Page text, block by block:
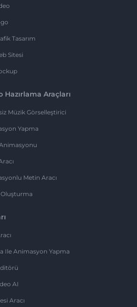
Tasarım
Sitesi
Hazırlama Araçları
Müzik Görselleştirici
Yapma
Metin Aracı
Ile Animasyon Yapma
AI
Aracı